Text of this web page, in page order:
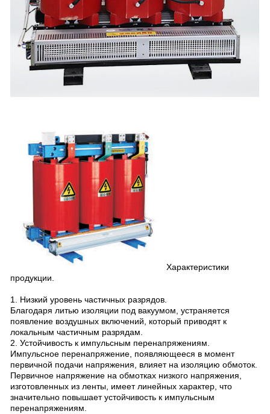
Характеристики
продукции.
1. Низкий уровень частичных разрядов.
Благодаря литью изоляции под вакуумом, устраняется
появление воздушных включений, который приводят к
локальным частичным разрядам.
2. Устойчивость к импульсным перенапряжениям.
Импульсное перенапряжение, появляющееся в момент
первичной подачи напряжения, влияет на изоляцию обмоток.
Первичное напряжение на обмотках низкого напряжения,
изготовленных из ленты, имеет линейных характер, что
значительно повышает устойчивость к импульсным
перенапряжениям.